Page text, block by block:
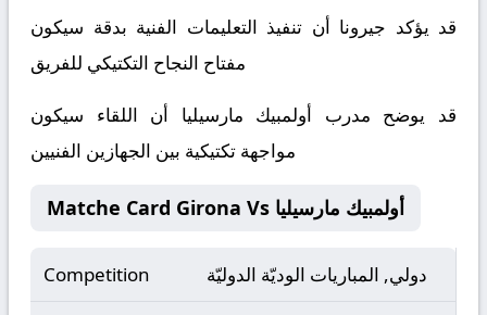
قد يؤكد جيرونا أن تنفيذ التعليمات الفنية بدقة سيكون
مفتاح النجاح التكتيكي للفريق
قد يوضح مدرب أولمبيك مارسيليا أن اللقاء سيكون
مواجهة تكتيكية بين الجهازين الفنيين
Matche Card Girona Vs أولمبيك مارسيليا
Competition دولي, المباريات الوديّة الدوليّة